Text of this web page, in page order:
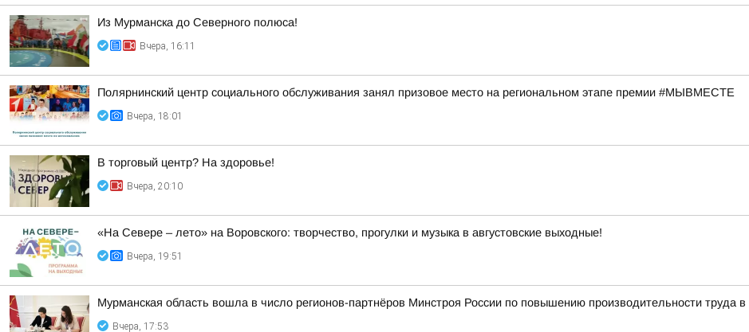
Из Мурманска до Северного полюса!
Вчера, 16:11
Полярнинский центр социального обслуживания занял призовое место на региональном этапе премии #МЫВМЕСТЕ
Вчера, 18:01
В торговый центр? На здоровье!
Вчера, 20:10
«На Севере – лето» на Воровского: творчество, прогулки и музыка в августовские выходные!
Вчера, 19:51
Мурманская область вошла в число регионов-партнёров Минстроя России по повышению производительности труда
Вчера, 17:53